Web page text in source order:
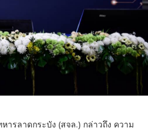
ารลาดกระบัง (สจล.) กล่าวถึง ความ